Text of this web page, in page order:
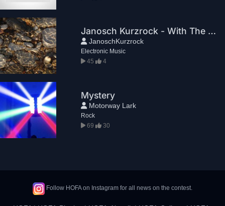
Janosch Kurzrock - With The Flow
JanoschKurzrock
Electronic Music
45
4
Mystery
Motorway Lark
Rock
69
30
Follow HOFA on Instagram for all news on the contest.